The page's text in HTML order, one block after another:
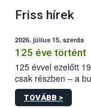
Friss hírek
2026. július 15, szerda
125 éve történt
125 évvel ezelőtt
csak részben – a
állomás a Kis
tervezett új
TOVÁBB >